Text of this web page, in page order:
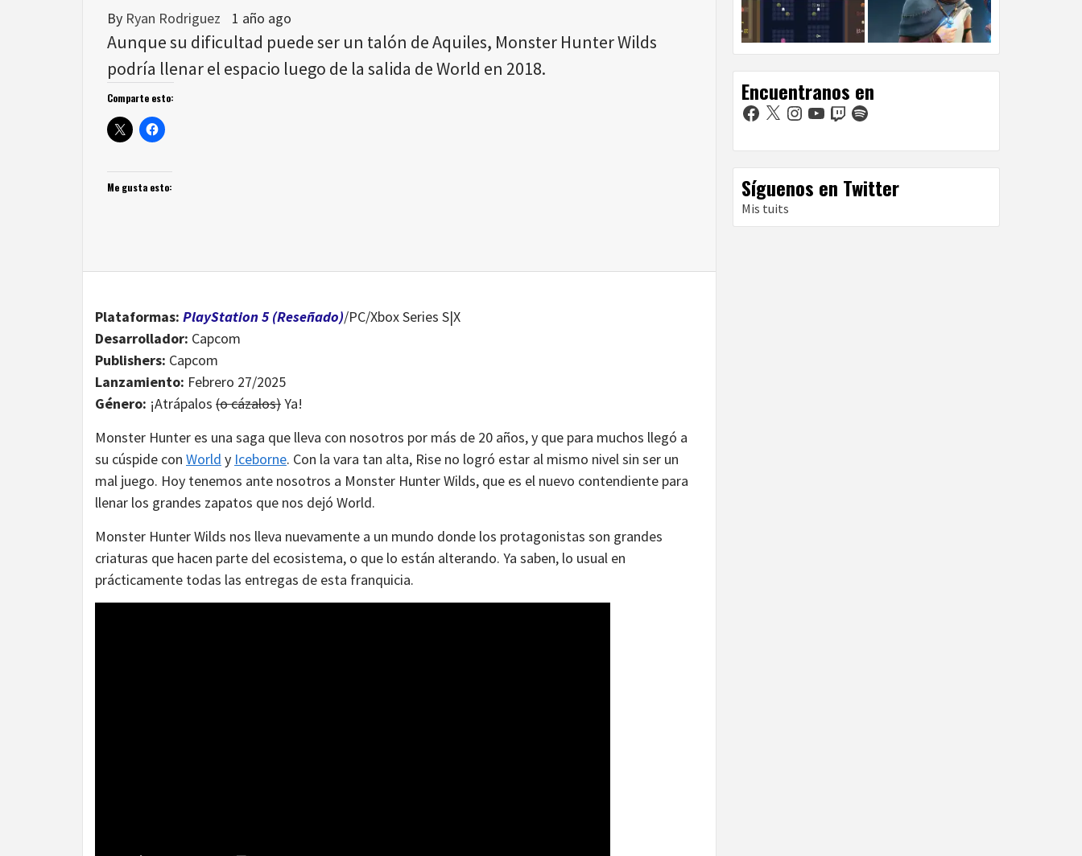
By Ryan Rodriguez 1 año ago
Aunque su dificultad puede ser un talón de Aquiles, Monster Hunter Wilds
podría llenar el espacio luego de la salida de World en 2018.
Comparte esto:
Me gusta esto:
Plataformas: PlayStation 5 (Reseñado)/PC/Xbox Series S|X
Desarrollador: Capcom
Publishers: Capcom
Lanzamiento: Febrero 27/2025
Género: ¡Atrápalos (o cázalos)Ya!
Monster Hunter es una saga que lleva con nosotros por más de 20 años, y que para muchos llegó a
su cúspide con World y Iceborne. Con la vara tan alta, Rise no logró estar al mismo nivel sin ser un
mal juego. Hoy tenemos ante nosotros a Monster Hunter Wilds, que es el nuevo contendiente para
llenar los grandes zapatos que nos dejó World.
Monster Hunter Wilds nos lleva nuevamente a un mundo donde los protagonistas son grandes
criaturas que hacen parte del ecosistema, o que lo están alterando. Ya saben, lo usual en
prácticamente todas las entregas de esta franquicia.
Encuentranos en
Facebook
X Instagram
YouTubeTwitchSpotify
Síguenos en Twitter
Mis tuits